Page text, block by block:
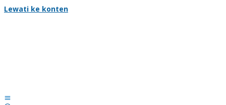
Lewati ke konten